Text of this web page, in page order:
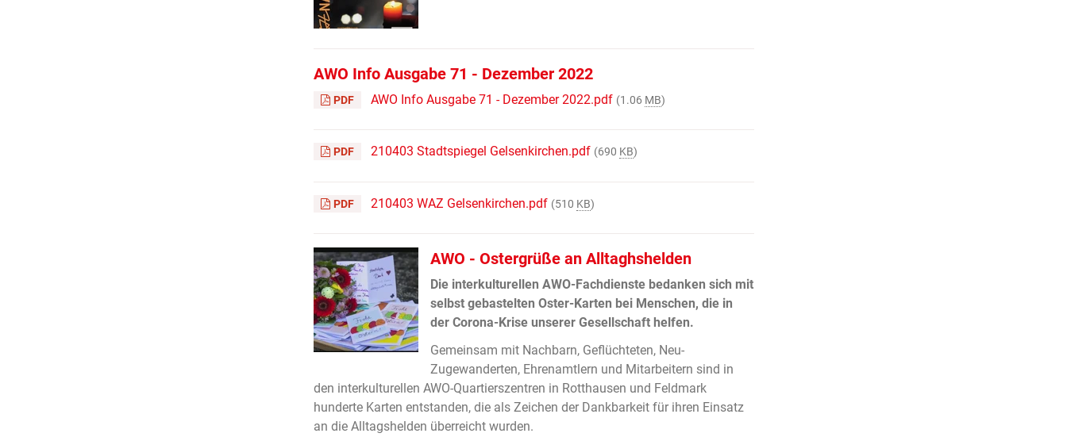
AWO Info Ausgabe 71 - Dezember 2022
PDF AWO Info Ausgabe 71 - Dezember 2022.pdf (1.06 MB)
PDF 210403 Stadtspiegel Gelsenkirchen.pdf (690 KB)
PDF 210403 WAZ Gelsenkirchen.pdf (510 KB)
AWO - Ostergrüße an Alltaghshelden
Die interkulturellen AWO-Fachdienste bedanken sich mit
selbst gebastelten Oster-Karten bei Menschen, die in
der Corona-Krise unserer Gesellschaft helfen.
Gemeinsam mit Nachbarn, Geflüchteten, Neu-
Zugewanderten, Ehrenamtlern und Mitarbeitern sind in
den interkulturellen AWO-Quartierszentren in Rotthausen und Feldmark
hunderte Karten entstanden, die als Zeichen der Dankbarkeit für ihren Einsatz
an die Alltagshelden überreicht wurden.